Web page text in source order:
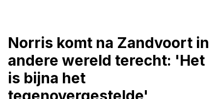
Norris komt na Zandvoort in
andere wereld terecht: 'Het
is bijna het